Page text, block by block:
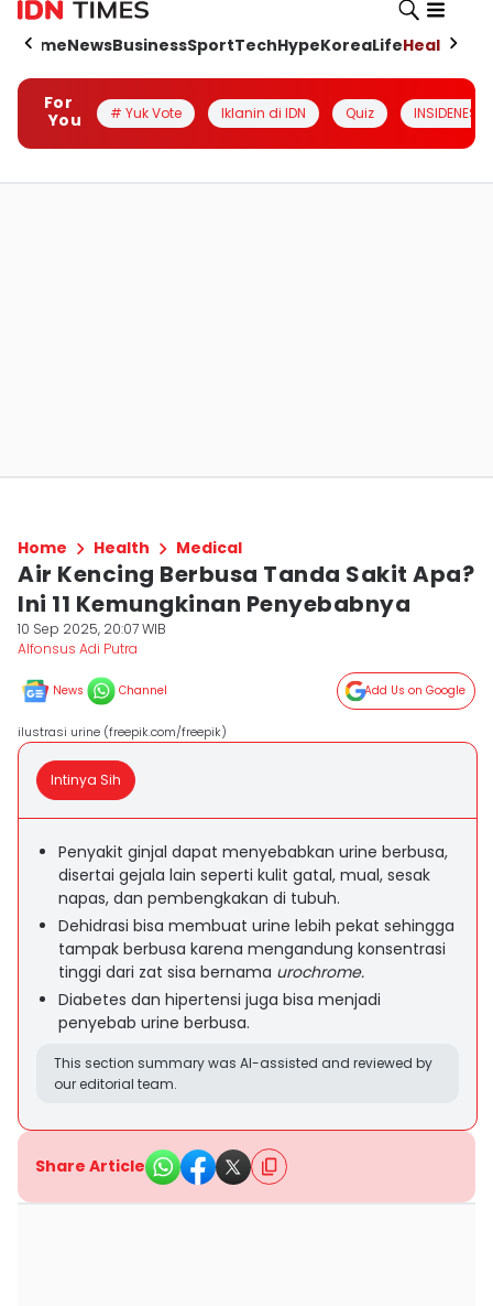
HomeNewsBusinessSportTechHypeKoreaLifeHealth
For
You
# Yuk Vote Iklanin di IDN Quiz INSIDENESIA
Home Health Medical
Air Kencing Berbusa Tanda Sakit Apa?
Ini 11 Kemungkinan Penyebabnya
10 Sep 2025, 20:07 WIB
Alfonsus Adi Putra
News Channel Add Us on Google
ilustrasi urine (freepik.com/freepik)
Intinya Sih
Penyakit ginjal dapat menyebabkan urine berbusa,
disertai gejala lain seperti kulit gatal, mual, sesak
napas, dan pembengkakan di tubuh.
Dehidrasi bisa membuat urine lebih pekat sehingga
tampak berbusa karena mengandung konsentrasi
tinggi dari zat sisa bernama urochrome.
Diabetes dan hipertensi juga bisa menjadi
penyebab urine berbusa.
This section summary was AI-assisted and reviewed by
our editorial team.
Share Article